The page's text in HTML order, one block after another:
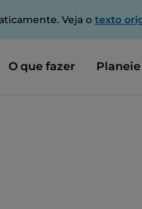
Veja o texto
O que fazer